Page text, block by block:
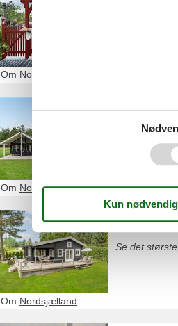
Om Nordsjælland
sommerhus
Om Nordsjælland
Se det
Om Nordsjælland